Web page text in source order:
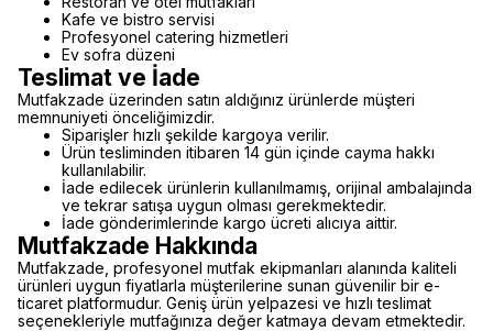
Kafe ve bistro servisi
Profesyonel catering hizmetleri
Ev sofra düzeni
Teslimat ve İade
Mutfakzade üzerinden satın aldığınız ürünlerde müşteri
memnuniyeti önceliğimizdir.
Siparişler hızlı şekilde kargoya verilir.
Ürün tesliminden itibaren 14 gün içinde cayma hakkı
kullanılabilir.
İade edilecek ürünlerin kullanılmamış, orijinal ambalajında
ve tekrar satışa uygun olması gerekmektedir.
İade gönderimlerinde kargo ücreti alıcıya aittir.
Mutfakzade Hakkında
Mutfakzade, profesyonel mutfak ekipmanları alanında kaliteli
ürünleri uygun fiyatlarla müşterilerine sunan güvenilir bir e-
ticaret platformudur. Geniş ürün yelpazesi ve hızlı teslimat
seçenekleriyle mutfağınıza değer katmaya devam etmektedir.